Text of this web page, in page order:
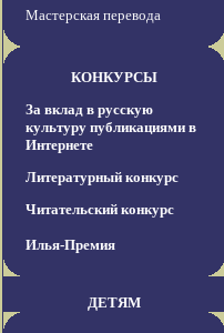
Мастерская перевода
КОНКУРСЫ
За вклад в русскую
культуру публикациями в
Интернете
Литературный конкурс
Читательский конкурс
Илья-Премия
ДЕТЯМ